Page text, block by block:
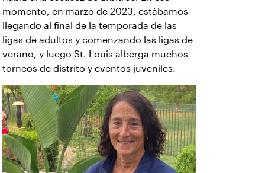
momento, en marzo de 2023, estábamos
llegando al final de la temporada de las
ligas de adultos y comenzando las ligas de
verano, y luego St. Louis alberga muchos
torneos de distrito y eventos juveniles.